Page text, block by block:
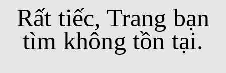
Rất tiếc, Trang bạn
tìm không tồn tại.